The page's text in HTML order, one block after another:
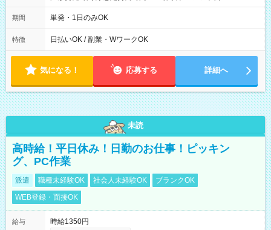
10/26 全日共通 08：00～12：00 17：00～21：00 ＊8/31
～9/19のみ下記シフトもあります！ 12：00～16：00 ＊9/6～
00
期間 単発・1日のみOK
特徴 日払いOK / 副業・WワークOK
気になる！ 応募する 詳細へ
未読
高時給！平日休み！日勤のお仕事！ピッキン
グ、PC作業
派遣 職種未経験OK 社会人未経験OK
ブランクOK
WEB登録・面接OK
給与
時給1350円